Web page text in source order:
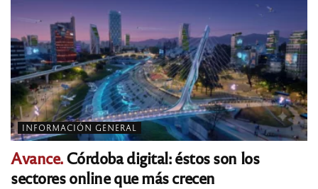
INFORMACIÓN GENERAL
Avance.Córdoba digital: éstos son los
sectores online que más crecen